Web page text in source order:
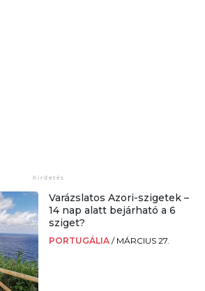
Varázslatos Azori-szigetek –
14 nap alatt bejárható a 6
sziget?
PORTUGÁLIA / MÁRCIUS 27.